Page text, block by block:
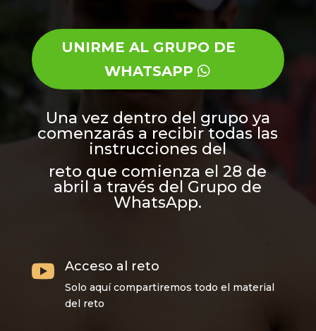
UNIRME AL GRUPO DE
WHATSAPP
Una vez dentro del grupo ya
comenzarás a recibir todas las
instrucciones del
reto que comienza el 28 de
abril a través del Grupo de
WhatsApp.
 Acceso al reto
Solo aquí compartiremos todo el material
del reto